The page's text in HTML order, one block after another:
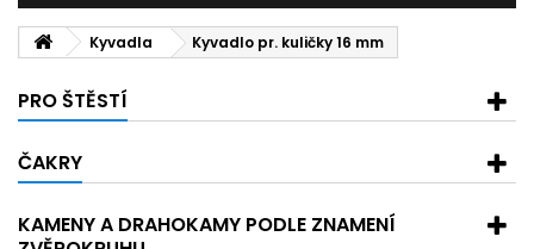
Kyvadla Kyvadlo pr. kuličky 16 mm
PRO ŠTĚSTÍ
ČAKRY
KAMENY A DRAHOKAMY PODLE ZNAMENÍ